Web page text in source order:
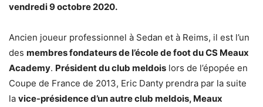
vendredi 9 octobre 2020.
Ancien joueur professionnel à Sedan et à Reims, il est l’un
des membres fondateurs de l’école de foot du CS Meaux
Academy. Président du club meldois lors de l’épopée en
Coupe de France de 2013, Eric Danty prendra par la suite
la vice-présidence d’un autre club meldois, Meaux